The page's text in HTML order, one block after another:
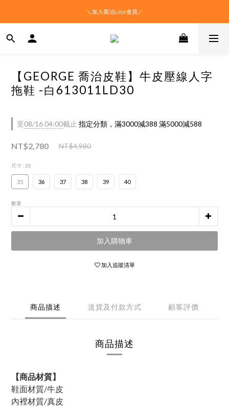
＼加入喬治Line會員／
【GEORGE 喬治皮鞋】牛皮壓線人字
拖鞋 -白613011LD30
至08/16 04:00截止 指定分類，滿3000減388 滿5000減588
NT$2,780 NT$4,980
尺寸 : 35
35 36 37 38 39 40
數量
加入購物車
加入追蹤清單
商品描述 送貨及付款方式 顧客評價
商品描述
【商品材質】
鞋面材質/牛皮
內裡材質/真皮